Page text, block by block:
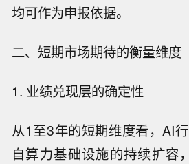
均可作为申报依据。
二、短期市场期待的衡量维度
1. 业绩兑现层的确定性
从1至3年的短期维度看，AI
自算力基础设施的持续扩容